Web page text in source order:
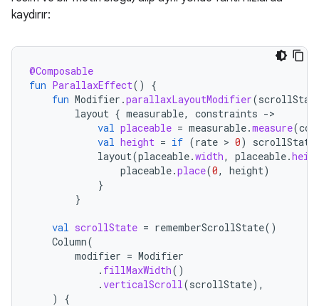
kaydırır:
@Composable
fun ParallaxEffect()
{
fun Modifier .parallaxLayoutModifier(
layout { measurable, constraints -
val placeable = measurable.measure(
val height = if (rate > 0) scrollState
layout(placeable.width, placeable.
placeable.place(0, height)
}
}
val scrollState = rememberScrollState()
Column(
modifier = Modifier
. fillMaxWidth()
.verticalScroll (scrollState),
)
{